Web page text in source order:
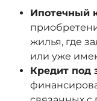
Ипотечный
жилья, где
или уже
Кредит под